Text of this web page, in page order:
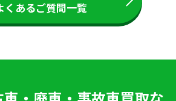
くあるご質問一覧